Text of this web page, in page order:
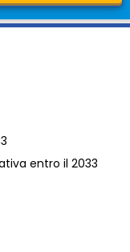
entro il 2033